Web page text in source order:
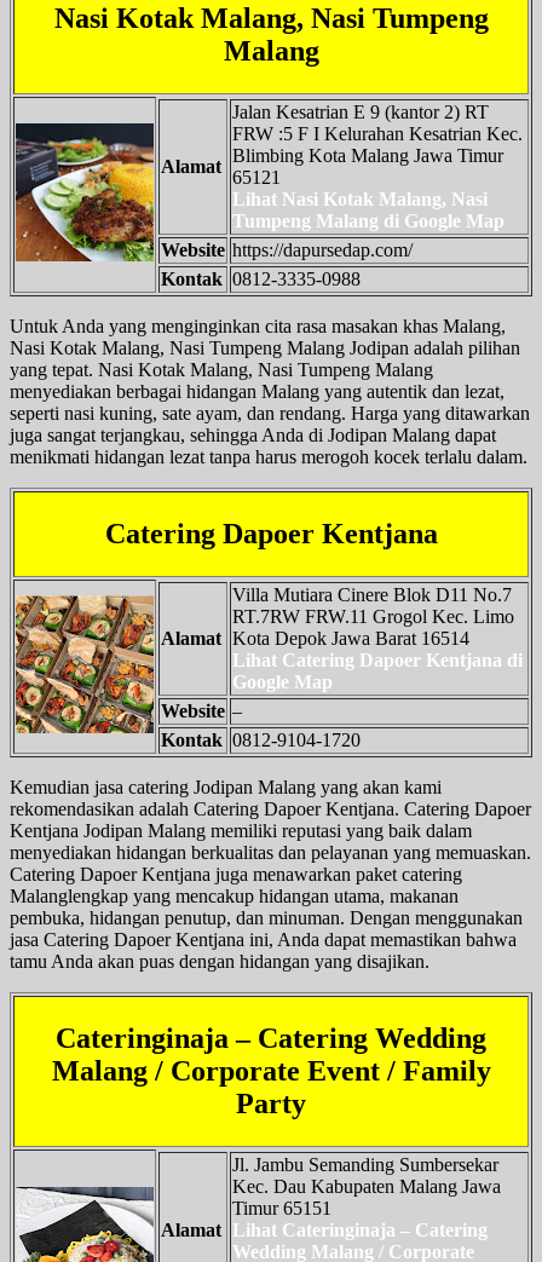
Nasi Kotak Malang, Nasi Tumpeng
Malang
Alamat
Jalan Kesatrian E 9 (kantor 2) RT
FRW :5 F I Kelurahan Kesatrian Kec.
Blimbing Kota Malang Jawa Timur
65121
Lihat Nasi Kotak Malang, Nasi
Tumpeng Malang di Google Map
Website https://dapursedap.com/
Kontak 0812-3335-0988
Untuk Anda yang menginginkan cita rasa masakan khas Malang,
Nasi Kotak Malang, Nasi Tumpeng Malang Jodipan adalah pilihan
yang tepat. Nasi Kotak Malang, Nasi Tumpeng Malang
menyediakan berbagai hidangan Malang yang autentik dan lezat,
seperti nasi kuning, sate ayam, dan rendang. Harga yang ditawarkan
juga sangat terjangkau, sehingga Anda di Jodipan Malang dapat
menikmati hidangan lezat tanpa harus merogoh kocek terlalu dalam.
Catering Dapoer Kentjana
Alamat
Villa Mutiara Cinere Blok D11 No.7
RT.7RW FRW.11 Grogol Kec. Limo
Kota Depok Jawa Barat 16514
Lihat Catering Dapoer Kentjana di
Google Map
Website –
Kontak 0812-9104-1720
Kemudian jasa catering Jodipan Malang yang akan kami
rekomendasikan adalah Catering Dapoer Kentjana. Catering Dapoer
Kentjana Jodipan Malang memiliki reputasi yang baik dalam
menyediakan hidangan berkualitas dan pelayanan yang memuaskan.
Catering Dapoer Kentjana juga menawarkan paket catering
Malanglengkap yang mencakup hidangan utama, makanan
pembuka, hidangan penutup, dan minuman. Dengan menggunakan
jasa Catering Dapoer Kentjana ini, Anda dapat memastikan bahwa
tamu Anda akan puas dengan hidangan yang disajikan.
Cateringinaja – Catering Wedding
Malang / Corporate Event / Family
Party
Alamat
Jl. Jambu Semanding Sumbersekar
Kec. Dau Kabupaten Malang Jawa
Timur 65151
Lihat Cateringinaja – Catering
Wedding Malang / Corporate